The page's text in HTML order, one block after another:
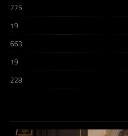
775
19
663
19
228